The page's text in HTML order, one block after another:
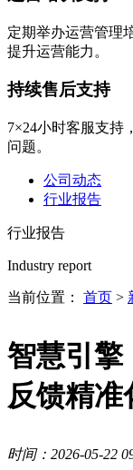
定期举办运营管理
提升运营能力。
持续售后支持
7×24小时客服支持
问题。
公司动态
行业报告
行业报告
Industry report
当前位置： 首页 >
智慧引擎
反馈精准
时间：2026-05-22